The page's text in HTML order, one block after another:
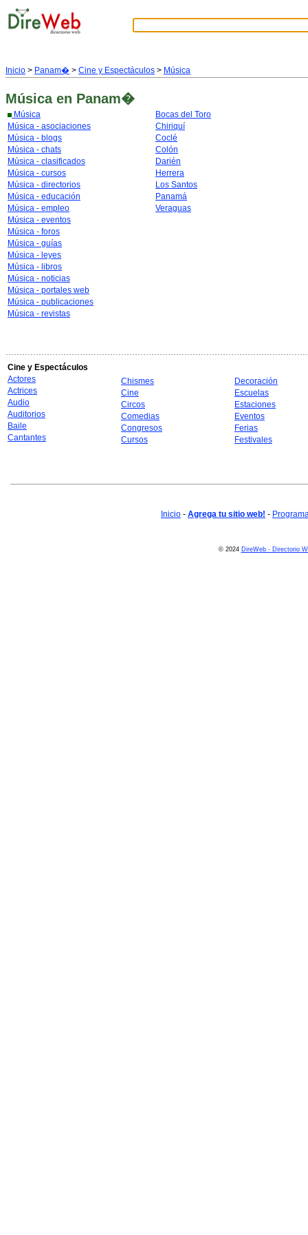
Inicio > Panam� > Cine y Espectáculos > Música
Música en Panam�
Música
Música - asociaciones
Música - blogs
Música - chats
Música - clasificados
Música - cursos
Música - directorios
Música - educación
Música - empleo
Música - eventos
Música - foros
Música - guías
Música - leyes
Música - libros
Música - noticias
Música - portales web
Música - publicaciones
Música - revistas
Bocas del Toro
Chiriquí
Coclé
Colón
Darién
Herrera
Los Santos
Panamá
Veraguas
Cine y Espectáculos
Actores
Actrices
Audio
Auditorios
Baile
Cantantes
Chismes
Cine
Circos
Comedias
Congresos
Cursos
Decoración
Escuelas
Estaciones
Eventos
Ferias
Festivales
Inicio - Agrega tu sitio web! -
© 2024 DireWeb - Directorio